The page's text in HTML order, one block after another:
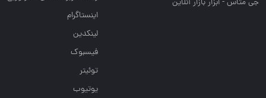
جی متاس - ابزار بازار آنلاین
اینستاگرام
لینکدین
فیسبوک
توئیتر
یوتیوب